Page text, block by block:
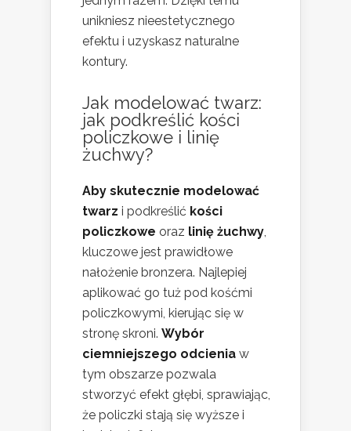
unikniesz nieestetycznego
efektu i uzyskasz naturalne
kontury.
Jak modelować twarz:
jak podkreślić kości
policzkowe i linię
żuchwy?
Aby skutecznie modelować
twarz i podkreślić kości
policzkowe oraz linię żuchwy,
kluczowe jest prawidłowe
nałożenie bronzera. Najlepiej
aplikować go tuż pod kośćmi
policzkowymi, kierując się w
stronę skroni. Wybór
ciemniejszego odcienia w
tym obszarze pozwala
stworzyć efekt głębi, sprawiając,
że policzki stają się wyższe i